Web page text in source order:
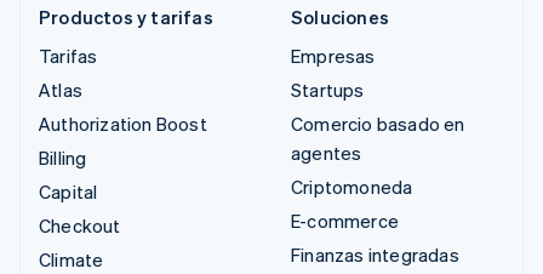
Productos y tarifas
Tarifas
Atlas
Authorization Boost
Billing
Capital
Checkout
Climate
Soluciones
Empresas
Startups
Comercio basado en
agentes
Criptomoneda
E-commerce
Finanzas integradas